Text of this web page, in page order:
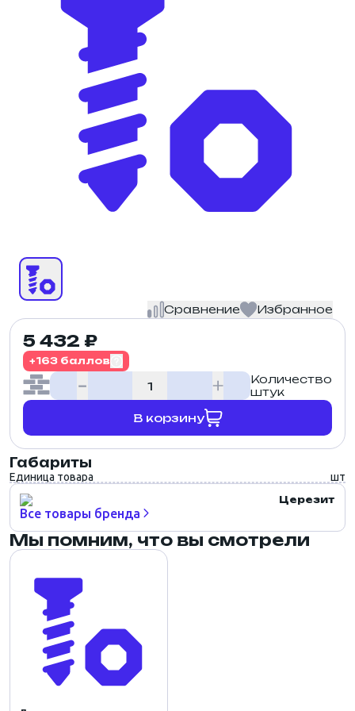
Сравнение Избранное
5 432 ₽
+163 баллов
Количество
штук
В корзину
Габариты
Единица товара шт
Церезит
Все товары бренда
Мы помним, что вы смотрели